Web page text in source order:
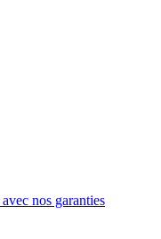
nos garanties